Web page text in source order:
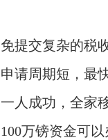
免提交复杂的税
申请周期短，最
一人成功，全家
100万镑资金可